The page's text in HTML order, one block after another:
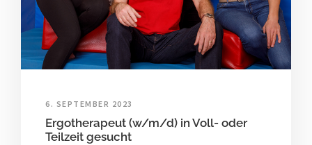
6. SEPTEMBER 2023
Ergotherapeut (w/m/d) in Voll- oder
Teilzeit gesucht